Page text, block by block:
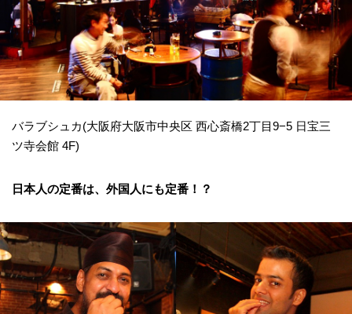
バラブシュカ(大阪府大阪市中央区 西心斎橋2丁目9−5 日宝三
ツ寺会館 4F)
日本人の定番は、外国人にも定番！？